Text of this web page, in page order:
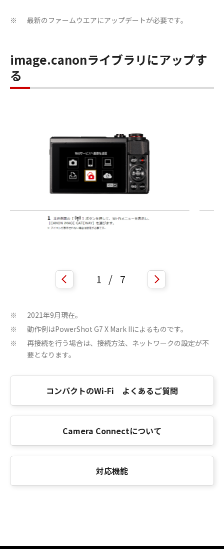
※ 最新のファームウエアにアップデートが必要です。
image.canonライブラリにアップす
る
1 / 7
※ 2021年9月現在。
※ 動作例はPowerShot G7 X Mark IIによるものです。
※
再接続を行う場合は、接続方法、ネットワークの設定が不
要となります。
コンパクトのWi-Fi よくあるご質問
Camera Connectについて
対応機能